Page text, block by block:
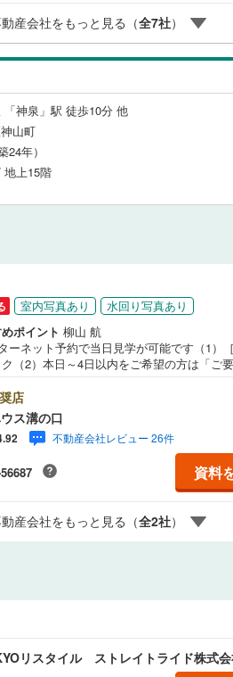
産会社をもっと見る（全7社）
「神泉」駅 徒歩10分 他
山町
24年）
地上15階
室内写真あり
水回り写真あり
ポイント 柳山 航
ーネット予約で当日見学が可能です（1）
（2）本日～4日以内をご希望の方は「ご
！ 不動産キャンペーン対象店舗】当店で
らえる「Yahoo！不動産 物件ご成約キャ
料をもらう」「見学予約をする」ボタン
！ JAPAN IDでログインしてください。
できません。たくさんのお客様からのお言
お家探しをお約束します。お家探しを始
気軽に東宝ハウス溝の口に相談してみませ
来カレンダー」もご来店時に好評です。
せをお待ちしております。
店
ス溝の口
不動産会社レビュー 26件
資料
産会社をもっと見る（全2社）
リスタイル ストレイトライド株式
停車）(364 )
東海）
博多南線
) 七尾線(
高山本線
西日本）(17 )
福知山線
)
伯備線(68
呉線(73)
山口線
因美線(
片町線(
ニング15畳以上
チン（10） 対面キ
あり（44） 浴室に
コニー（1）
ンクローゼット